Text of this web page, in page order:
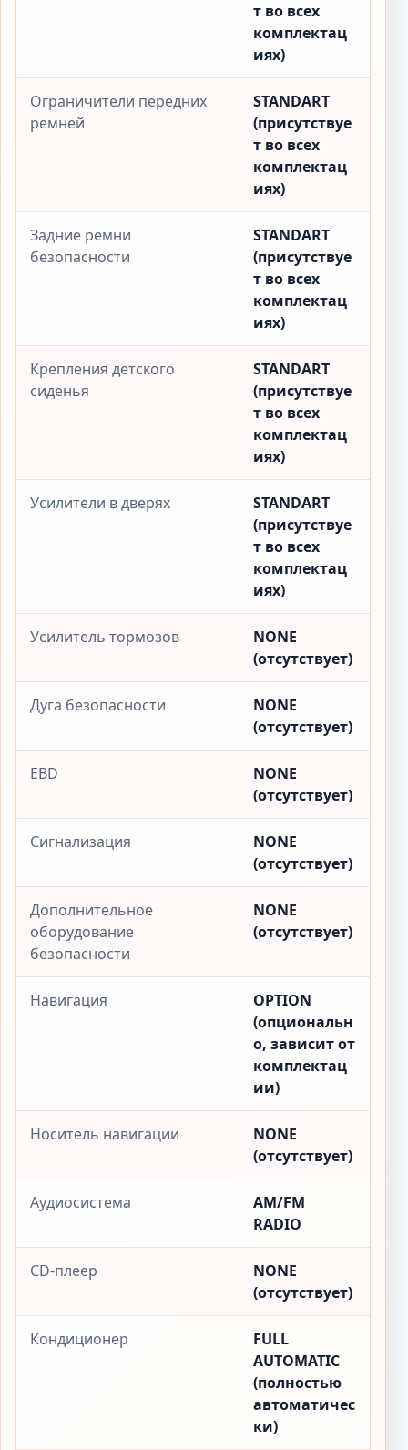
т во всех
комплектац
иях)
Ограничители передних
ремней
STANDART
(присутствуе
т во всех
комплектац
иях)
Задние ремни
безопасности
STANDART
(присутствуе
т во всех
комплектац
иях)
Крепления детского
сиденья
STANDART
(присутствуе
т во всех
комплектац
иях)
Усилители в дверях
STANDART
(присутствуе
т во всех
комплектац
иях)
Усилитель тормозов
NONE
(отсутствует)
Дуга безопасности
NONE
(отсутствует)
EBD
NONE
(отсутствует)
Сигнализация
NONE
(отсутствует)
Дополнительное
оборудование
безопасности
NONE
(отсутствует)
Навигация
OPTION
(опциональн
о, зависит от
комплектац
ии)
Носитель навигации
NONE
(отсутствует)
Аудиосистема
AM/FM
RADIO
CD-плеер
NONE
(отсутствует)
Кондиционер
FULL
AUTOMATIC
(полностью
автоматичес
ки)